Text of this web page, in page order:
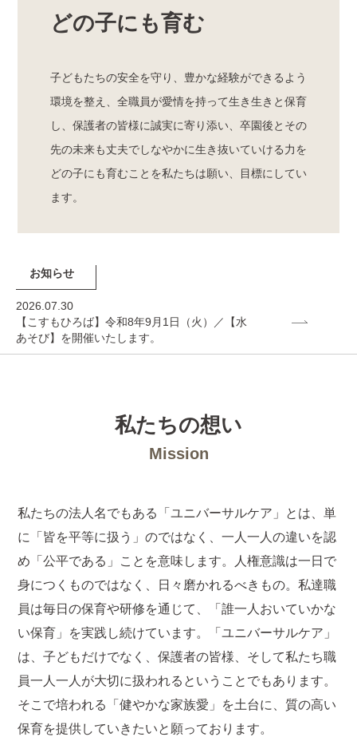
どの子にも育む
子どもたちの安全を守り、豊かな経験ができるよう
環境を整え、全職員が愛情を持って生き生きと保育
し、保護者の皆様に誠実に寄り添い、卒園後とその
先の未来も丈夫でしなやかに生き抜いていける力を
どの子にも育むことを私たちは願い、目標にしてい
ます。
お知らせ
2026.07.30
【こすもひろば】令和8年9月1日（火）／【水
あそび】を開催いたします。
私たちの想い
Mission
私たちの法人名でもある「ユニバーサルケア」とは、単
に「皆を平等に扱う」のではなく、一人一人の違いを認
め「公平である」ことを意味します。人権意識は一日で
身につくものではなく、日々磨かれるべきもの。私達職
員は毎日の保育や研修を通じて、「誰一人おいていかな
い保育」を実践し続けています。「ユニバーサルケア」
は、子どもだけでなく、保護者の皆様、そして私たち職
員一人一人が大切に扱われるということでもあります。
そこで培われる「健やかな家族愛」を土台に、質の高い
保育を提供していきたいと願っております。